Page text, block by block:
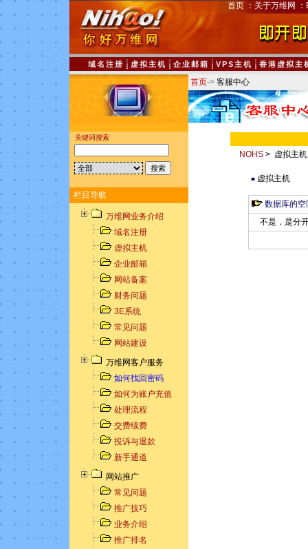
首页 ： 关于万维网 ：
域名注册 虚拟主机 企业邮箱 VPS主机 香港虚拟主
关键词搜索
栏目导航
万维网业务介绍
域名注册
虚拟主机
企业邮箱
网站备案
财务问题
3E系统
常见问题
网站建设
万维网客户服务
如何找回密码
如何为账户充值
处理流程
交费续费
投诉与退款
新手通道
网站推广
常见问题
推广技巧
业务介绍
推广排名
首页-> 客服中心
NOHS> 虚拟主机
■虚拟主机
数据库的
不是，是分